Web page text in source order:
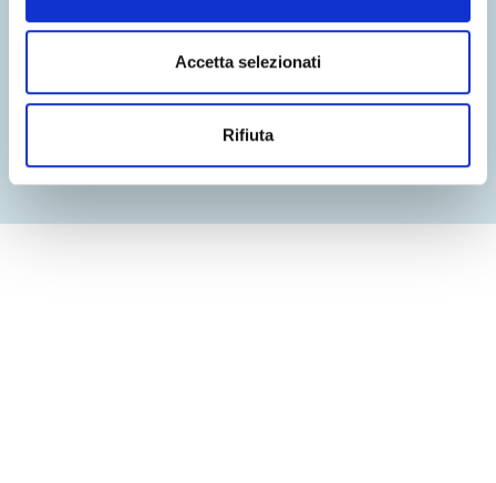
Accetta selezionati
Rifiuta